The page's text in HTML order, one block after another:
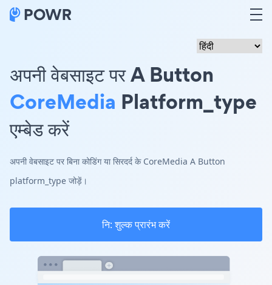
अपनी वेबसाइट पर A Button
CoreMedia Platform_type
एम्बेड करें
अपनी वेबसाइट पर बिना कोडिंग या सिरदर्द के CoreMedia A Button
platform_type जोड़ें।
नि: शुल्क प्रारंभ करें